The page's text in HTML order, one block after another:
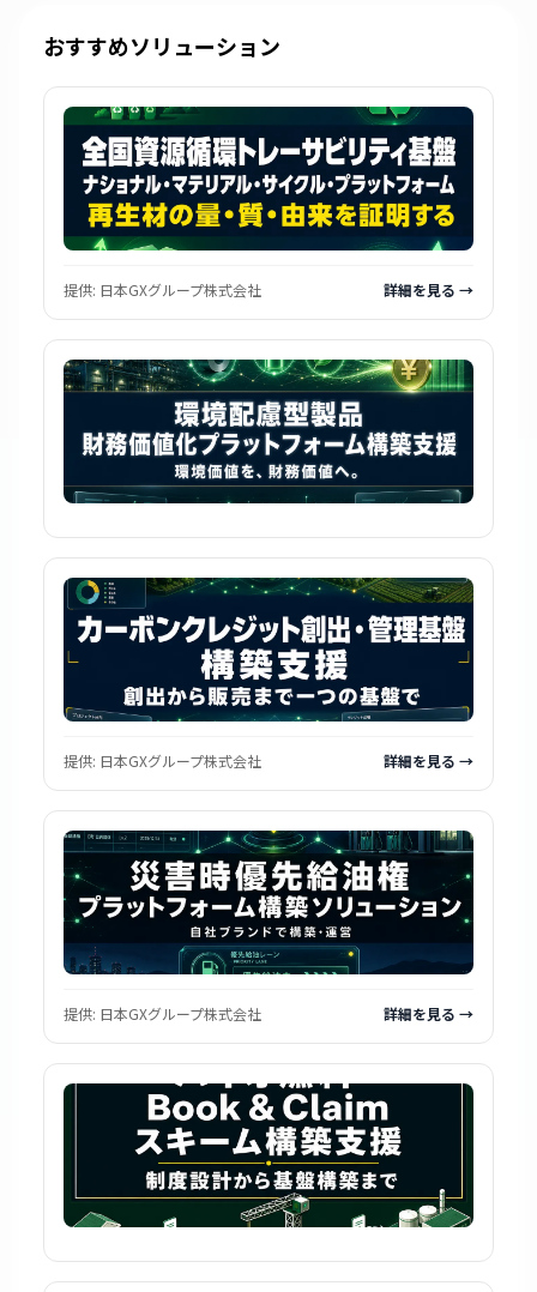
おすすめソリューション
提供: 日本GXグループ株式会社 詳細を見る →
提供: 日本GXグループ株式会社 詳細を見る →
提供: 日本GXグループ株式会社 詳細を見る →